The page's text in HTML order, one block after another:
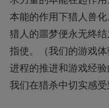
本能的作用下猎人兽
猎人的噩梦便永无终
指使。（我们的游戏
进程的推进和游戏经
我们在猎杀中切实感受